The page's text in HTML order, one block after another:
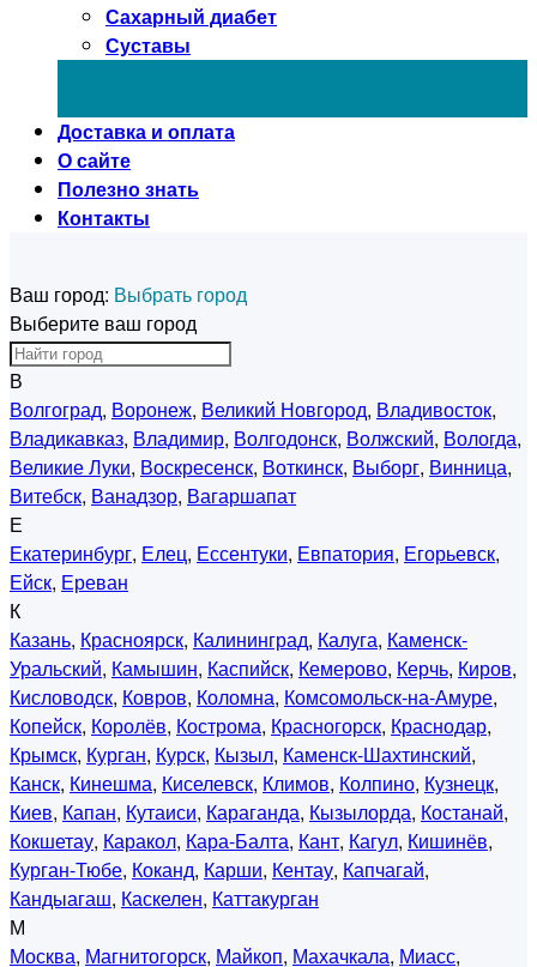
Сахарный диабет
Суставы
Доставка и оплата
О сайте
Полезно знать
Контакты
Ваш город: Выбрать город
Выберите ваш город
В
Волгоград, Воронеж, Великий Новгород, Владивосток,
Владикавказ, Владимир, Волгодонск, Волжский, Вологда,
Великие Луки, Воскресенск, Воткинск, Выборг, Винница,
Витебск, Ванадзор, Вагаршапат
Е
Екатеринбург, Елец, Ессентуки, Евпатория, Егорьевск,
Ейск, Ереван
К
Казань, Красноярск, Калининград, Калуга, Каменск-
Уральский, Камышин, Каспийск, Кемерово, Керчь, Киров,
Кисловодск, Ковров, Коломна, Комсомольск-на-Амуре,
Копейск, Королёв, Кострома, Красногорск, Краснодар,
Крымск, Курган, Курск, Кызыл, Каменск-Шахтинский,
Канск, Кинешма, Киселевск, Климов, Колпино, Кузнецк,
Киев, Капан, Кутаиси, Караганда, Кызылорда, Костанай,
Кокшетау, Каракол, Кара-Балта, Кант, Кагул, Кишинёв,
Курган-Тюбе, Коканд, Карши, Кентау, Капчагай,
Кандыагаш, Каскелен, Каттакурган
М
Москва, Магнитогорск, Майкоп, Махачкала, Миасс,